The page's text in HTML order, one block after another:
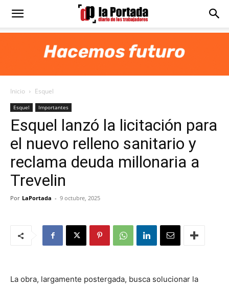
Diario
Portada
Inicio Esquel
Esquel Importantes
Esquel lanzó la licitación para
el nuevo relleno sanitario y
reclama deuda millonaria a
Trevelin
Por LaPortada - 9 octubre, 2025
La obra, largamente postergada, busca solucionar la